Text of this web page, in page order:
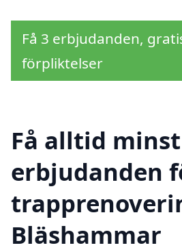
Få 3 erbjudanden,
förpliktelser
Få alltid
erbjudanden
Bläshammar